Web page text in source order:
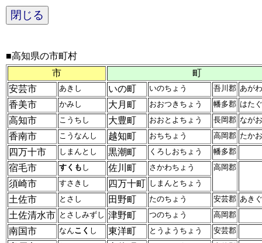
閉じる
■高知県の市町村
市
町
安芸市
あきし いの町 いのちょう 吾川郡 あが
香美市 かみし 大月町 おおつきちょう 幡多郡 はた
高知市 こうちし 大豊町 おおとよちょう 長岡郡 なが
香南市 こうなんし 越知町 おちちょう 高岡郡 たか
四万十市 しまんとし 黒潮町 くろしおちょう 幡多郡
宿毛市 すくも し 佐川町 さかわちょう 高岡郡
須崎市 すさきし 四万十町 しまんとちょう
土佐市 とさし 田野町 たのちょう 安芸郡 あき
土佐清水市 とさしみずし 津野町 つのちょう 高岡郡
南国市 なんこく し 東洋町 とうようちょう 安芸郡